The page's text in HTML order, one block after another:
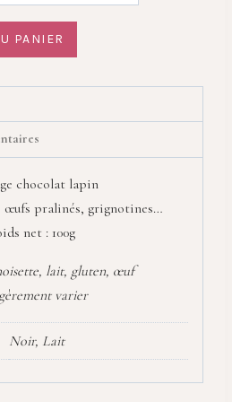
PANIER
chocolat lapin
pralinés, grignotines…
net : 100g
lait, gluten, œuf
varier
Noir, Lait